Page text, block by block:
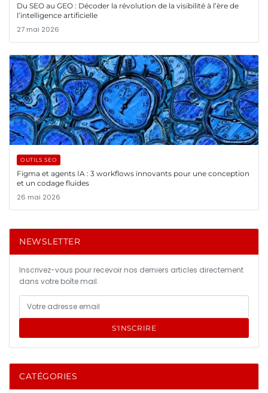
Du SEO au GEO : Décoder la révolution de la visibilité à l’ère de
l’intelligence artificielle
27 mai 2026
OUTILS SEO
Figma et agents IA : 3 workflows innovants pour une conception
et un codage fluides
26 mai 2026
NEWSLETTER
Inscrivez-vous pour recevoir nos derniers articles directement
dans votre boîte mail.
S'INSCRIRE
CATÉGORIES